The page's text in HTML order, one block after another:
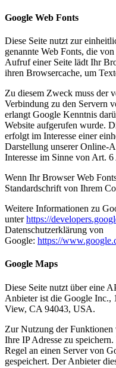
Google Web Fonts
Diese Seite nutzt zur
genannte Web Fonts, die
Aufruf einer Seite lädt Ihr
ihren Browsercache, um
Zu diesem Zweck muss der
Verbindung zu den Servern
erlangt Google Kenntnis
Website aufgerufen wurde.
erfolgt im Interesse einer
Darstellung unserer Online-
Interesse im Sinne von Art.
Wenn Ihr Browser Web
Standardschrift von Ihrem
Weitere Informationen zu
unterhttps://
Datenschutzerklärung von
Google: https://
Google Maps
Diese Seite nutzt über eine
Anbieter ist die Google Inc.,
View, CA 94043, USA.
Zur Nutzung der
Ihre IP Adresse zu
Regel an einen Server von
gespeichert. Der Anbieter